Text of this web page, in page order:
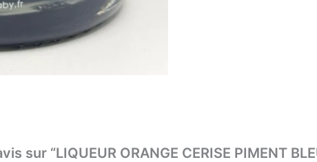
sur “LIQUEUR ORANGE CERISE PIMENT